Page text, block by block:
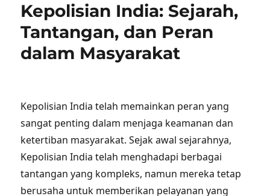
Kepolisian India: Sejarah,
Tantangan, dan Peran
dalam Masyarakat
Kepolisian India telah memainkan peran yang
sangat penting dalam menjaga keamanan dan
ketertiban masyarakat. Sejak awal sejarahnya,
Kepolisian India telah menghadapi berbagai
tantangan yang kompleks, namun mereka tetap
berusaha untuk memberikan pelayanan yang